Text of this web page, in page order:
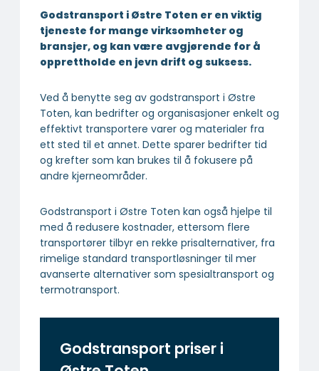
Godstransport i Østre Toten er en viktig
tjeneste for mange virksomheter og
bransjer, og kan være avgjørende for å
opprettholde en jevn drift og suksess.
Ved å benytte seg av godstransport i Østre
Toten, kan bedrifter og organisasjoner enkelt og
effektivt transportere varer og materialer fra
ett sted til et annet. Dette sparer bedrifter tid
og krefter som kan brukes til å fokusere på
andre kjerneområder.
Godstransport i Østre Toten kan også hjelpe til
med å redusere kostnader, ettersom flere
transportører tilbyr en rekke prisalternativer, fra
rimelige standard transportløsninger til mer
avanserte alternativer som spesialtransport og
termotransport.
Godstransport priser i